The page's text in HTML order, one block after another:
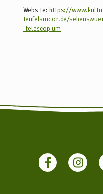
Website: https://
teufelsmoor.de/
-telescopium